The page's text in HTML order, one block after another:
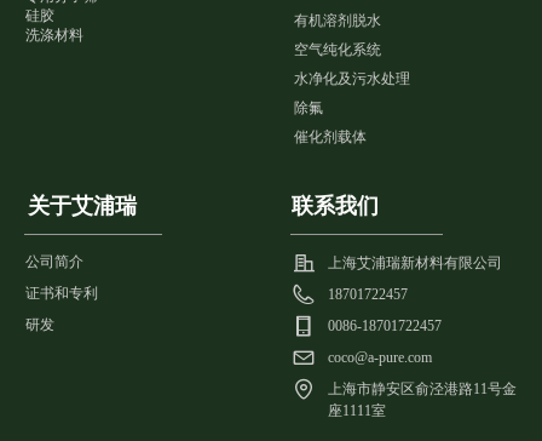
硅胶
洗涤材料
有机溶剂脱水
空气纯化系统
水净化及污水处理
除氟
催化剂载体
关于艾浦瑞
公司简介
证书和专利
研发
联系我们
上海艾浦瑞新材料有限公司
18701722457
0086-18701722457
coco@a-pure.com
上海市静安区俞泾港路11号金
座1111室